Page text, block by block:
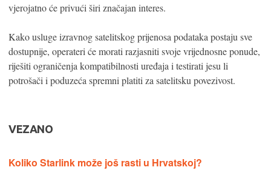
vjerojatno će privući širi značajan interes.
Kako usluge izravnog satelitskog prijenosa podataka postaju sve
dostupnije, operateri će morati razjasniti svoje vrijednosne ponude,
riješiti ograničenja kompatibilnosti uređaja i testirati jesu li
potrošači i poduzeća spremni platiti za satelitsku povezivost.
VEZANO
Koliko Starlink može još rasti u Hrvatskoj?